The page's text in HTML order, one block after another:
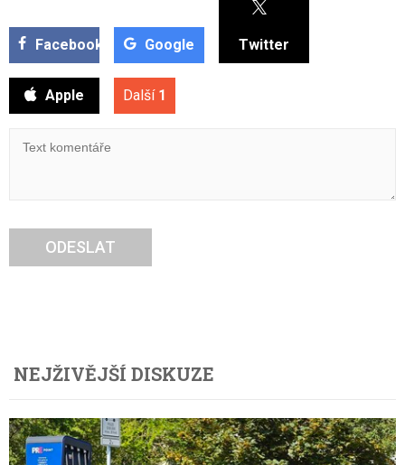
Facebook Google Twitter
Apple Další 1
ODESLAT
NEJŽIVĚJŠÍ DISKUZE